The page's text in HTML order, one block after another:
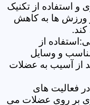
استفاده از تکنیک
ورزش ها به کاهش
از
و وسایل
از آسیب به عضلات
در فعالیت های
بر روی عضلات می